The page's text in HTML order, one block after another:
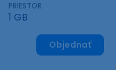
PRIESTOR
1 GB
Objednať